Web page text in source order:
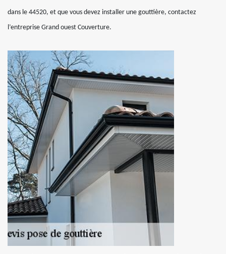
dans le 44520, et que vous devez installer une gouttière, contactez
l’entreprise Grand ouest Couverture.